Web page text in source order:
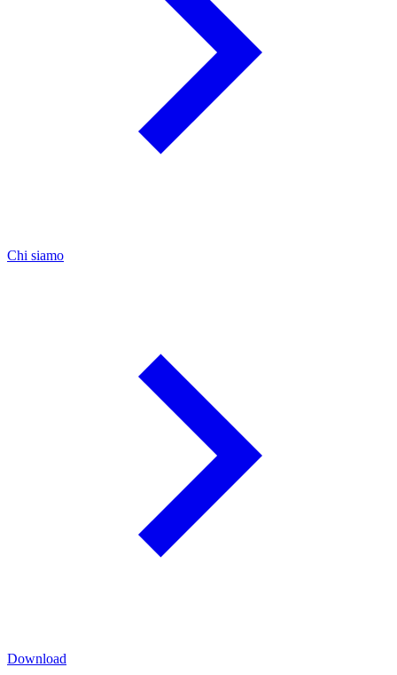
Chi siamo
Download